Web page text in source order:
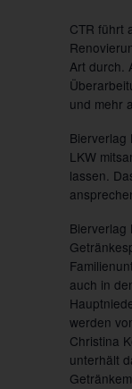
CTR führt
Art durch.
und mehr
Bierverlag
LKW
lassen.
Bierverlag
auch in
werden
Christina
unterhält